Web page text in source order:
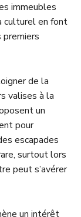
immeubles
culturel en font
de la
valises à la
un
pour
escapades
surtout lors
peut s’avérer
un intérêt